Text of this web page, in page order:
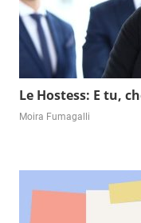
Le Hostess: E tu,
Moira Fumagalli